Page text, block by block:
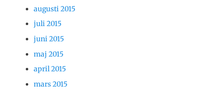
augusti 2015
juli 2015
juni 2015
maj 2015
april 2015
mars 2015